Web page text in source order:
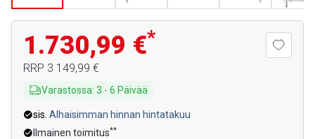
1.730,99 €*
RRP 3 149,99 €
Varastossa: 3 - 6 Päivää
sis. Alhaisimman hinnan hintatakuu
Ilmainen toimitus**